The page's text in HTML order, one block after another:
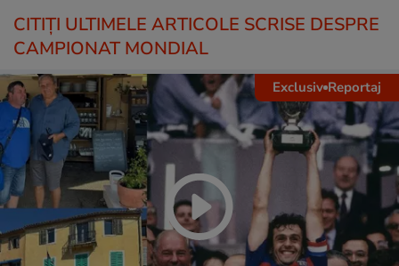
CITIȚI ULTIMELE ARTICOLE SCRISE DESPRE
CAMPIONAT MONDIAL
Exclusiv Reportaj